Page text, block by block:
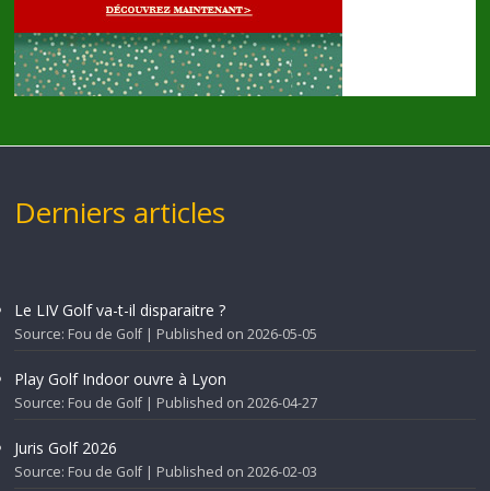
Derniers articles
Le LIV Golf va-t-il disparaitre ?
Source: Fou de Golf Published on 2026-05-05
Play Golf Indoor ouvre à Lyon
Source: Fou de Golf Published on 2026-04-27
Juris Golf 2026
Source: Fou de Golf Published on 2026-02-03